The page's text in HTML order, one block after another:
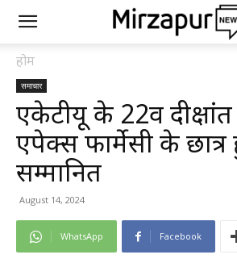
होम
समाचार
एकेटीयू के 22वें
एपेक्स फार्मेसी के छात्र
सम्मानित
August 14, 2024
WhatsApp Facebook